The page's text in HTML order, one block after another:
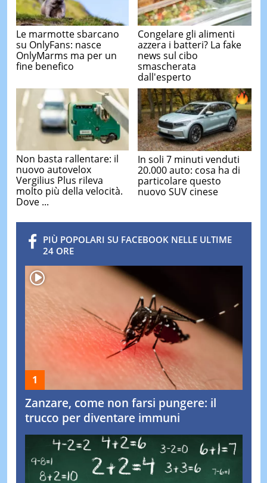
Le marmotte sbarcano
su OnlyFans: nasce
OnlyMarms ma per un
fine benefico
Congelare gli alimenti
azzera i batteri? La fake
news sul cibo
smascherata
dall'esperto
Non basta rallentare: il
nuovo autovelox
Vergilius Plus rileva
molto più della velocità.
Dove ...
In soli 7 minuti venduti
20.000 auto: cosa ha di
particolare questo
nuovo SUV cinese
PIÙ POPOLARI SU FACEBOOK NELLE ULTIME
24 ORE
Zanzare, come non farsi pungere: il
trucco per diventare immuni